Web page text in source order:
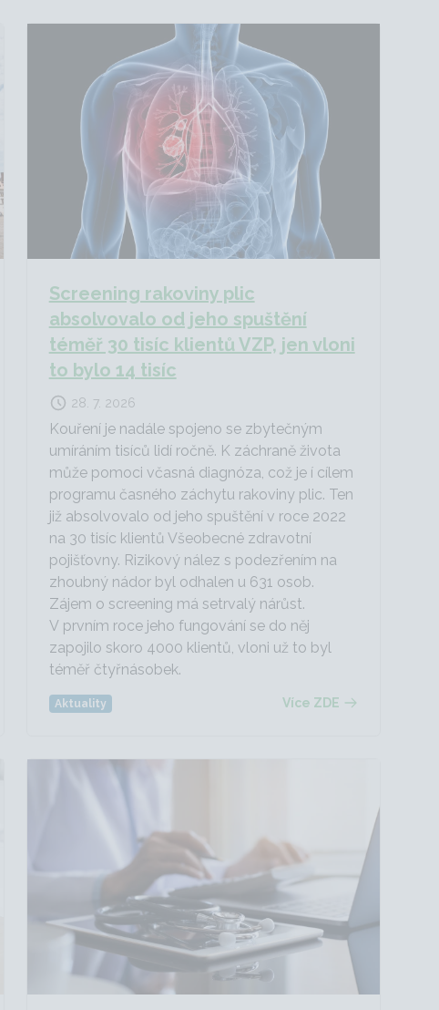
Screening rakoviny plic
absolvovalo od jeho spuštění
téměř 30 tisíc klientů VZP, jen vloni
to bylo 14 tisíc
28. 7. 2026
Kouření je nadále spojeno se zbytečným
umíráním tisíců lidí ročně. K záchraně života
může pomoci včasná diagnóza, což je í cílem
programu časného záchytu rakoviny plic. Ten
již absolvovalo od jeho spuštění v roce 2022
na 30 tisíc klientů Všeobecné zdravotní
pojišťovny. Rizikový nález s podezřením na
zhoubný nádor byl odhalen u 631 osob.
Zájem o screening má setrvalý nárůst.
V prvním roce jeho fungování se do něj
zapojilo skoro 4000 klientů, vloni už to byl
téměř čtyřnásobek.
Aktuality Více ZDE